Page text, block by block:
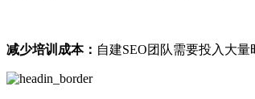
减少培训成本： 自建SEO团队需要投入大